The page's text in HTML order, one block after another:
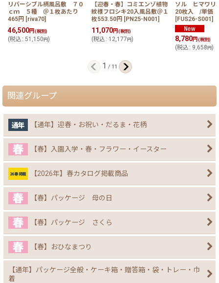
リバーシブル柄風呂敷 ７０
ｃｍ ５種 ＠１枚あたり
465円 [riva70]
46,500円(税別)
(税込 : 51,150円)
【迎春・春】コミエンゾ植物
紋様フロシキ20入風呂敷＠１
枚553.50円 [PN25-N001]
11,070円(税別)
(税込 : 12,177円)
ソル ヒマワ
20枚入 /単価
[FUS26-S001]
8,780円(税別)
(税込 : 9,658円)
1 / 11
関連グループ
【通年】迎春・お祝い・だるま・花柄
【春】入園入学・春・フラワー・イースター
【2026年】春カタログ掲載商品
【春】パッケージ 母の日
【春】パッケージ さくら
【春】おひなまつり
【通年】パッケージ全般・ケーキ箱・贈答箱・袋・トレー・巾
着